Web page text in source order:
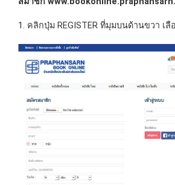
1. คลิกปุ่ม REGISTER ที่มุมบนด้านขวา เ